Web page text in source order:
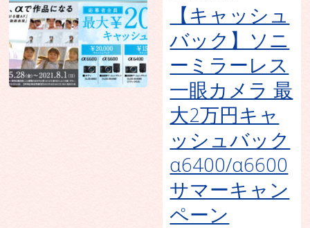
【キャッシュ
バック】ソニ
ーミラーレス
一眼カメラ 最
大2万円キャ
ッシュバック
α6400/α6600
サマーキャン
ペーン